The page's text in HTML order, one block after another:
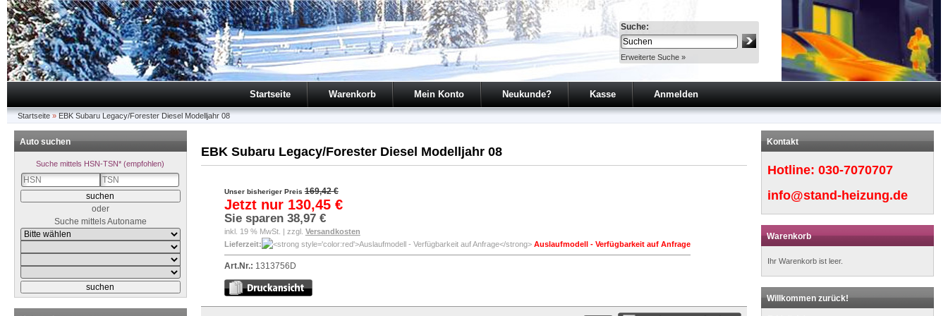
Suche:
Erweiterte Suche »
Startseite Warenkorb Mein Konto Neukunde? Kasse Anmelden
Startseite » EBK Subaru Legacy/Forester Diesel Modelljahr 08
EBK Subaru Legacy/Forester Diesel Modelljahr 08
Unser bisheriger Preis169,42 €
Jetzt nur 130,45 €
Sie sparen 38,97 €
inkl. 19 % MwSt. | zzgl. Versandkosten
Lieferzeit:
Auslaufmodell - Verfügbarkeit auf Anfrage
Art.Nr.: 1313756D
Auto suchen
Suche mittels HSN-TSN* (empfohlen)
oder
Suche mittels Autoname
Kontakt
Hotline:030-7070707
info@stand-heizung.de
Warenkorb
Ihr Warenkorb ist leer.
Willkommen zurück!